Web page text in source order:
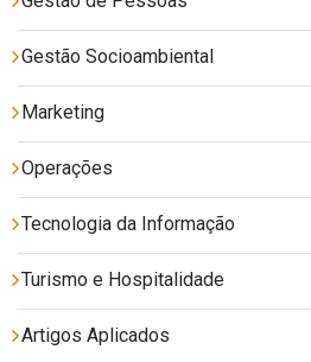
Gestão Socioambiental
Marketing
Operações
Tecnologia da Informação
Turismo e Hospitalidade
Artigos Aplicados